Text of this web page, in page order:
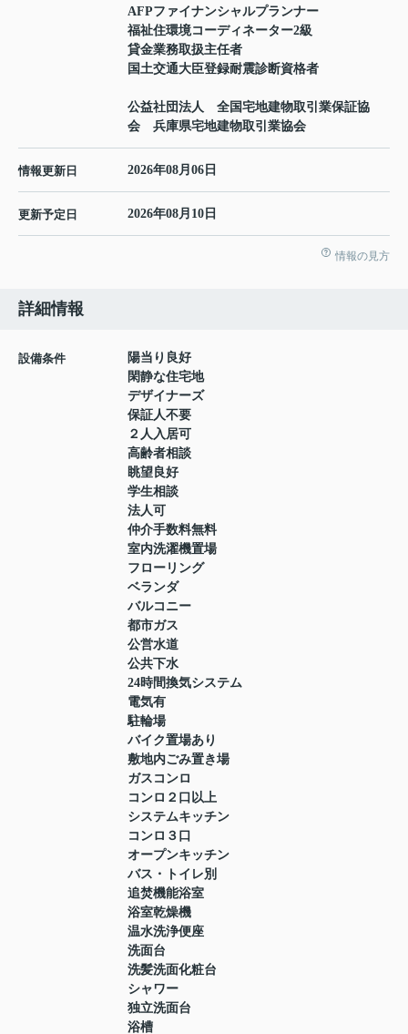
AFPファイナンシャルプランナー
福祉住環境コーディネーター2級
貸金業務取扱主任者
国土交通大臣登録耐震診断資格者
公益社団法人 全国宅地建物取引業保証協
会 兵庫県宅地建物取引業協会
情報更新日 2026年08月06日
更新予定日 2026年08月10日
情報の見方
詳細情報
設備条件
陽当り良好
閑静な住宅地
デザイナーズ
保証人不要
２人入居可
高齢者相談
眺望良好
学生相談
法人可
仲介手数料無料
室内洗濯機置場
フローリング
ベランダ
バルコニー
都市ガス
公営水道
公共下水
24時間換気システム
電気有
駐輪場
バイク置場あり
敷地内ごみ置き場
ガスコンロ
コンロ２口以上
システムキッチン
コンロ３口
オープンキッチン
バス・トイレ別
追焚機能浴室
浴室乾燥機
温水洗浄便座
洗面台
洗髪洗面化粧台
シャワー
独立洗面台
浴槽